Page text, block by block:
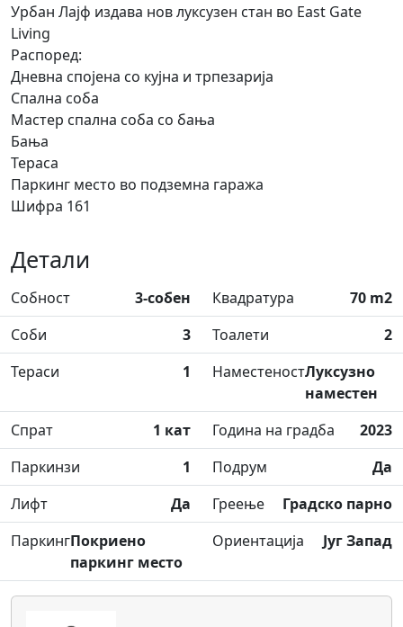
Урбан Лајф издава нов луксузен стан во East Gate
Living
Распоред:
Дневна спојена со кујна и трпезарија
Спална соба
Мастер спална соба со бања
Бања
Тераса
Паркинг место во подземна гаража
Шифра 161
Детали
Собност 3-собен Квадратура
70 m2
Соби
3 Тоалети
2
Тераси
1 НаместеностЛуксузно
наместен
Спрат
1 кат Година на градба
2023
Паркинзи
1 Подрум
Да
Лифт
Да Греење
Градско парно
ПаркингПокриено
паркинг место
Ориентација Југ Запад